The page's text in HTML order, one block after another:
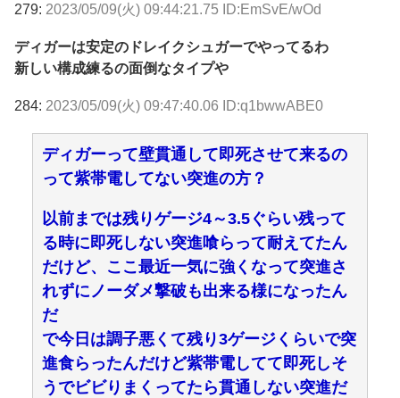
279: 2023/05/09(火) 09:44:21.75 ID:EmSvE/wOd
ディガーは安定のドレイクシュガーでやってるわ
新しい構成練るの面倒なタイプや
284: 2023/05/09(火) 09:47:40.06 ID:q1bwwABE0
ディガーって壁貫通して即死させて来るの
って紫帯電してない突進の方？
以前までは残りゲージ4～3.5ぐらい残って
る時に即死しない突進喰らって耐えてたん
だけど、ここ最近一気に強くなって突進さ
れずにノーダメ撃破も出来る様になったん
だ
で今日は調子悪くて残り3ゲージくらいで突
進食らったんだけど紫帯電してて即死しそ
うでビビりまくってたら貫通しない突進だ